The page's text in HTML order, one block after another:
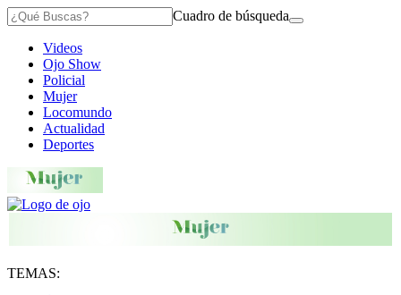
Cuadro de búsqueda
Videos
Ojo Show
Policial
Mujer
Locomundo
Actualidad
Deportes
TEMAS: